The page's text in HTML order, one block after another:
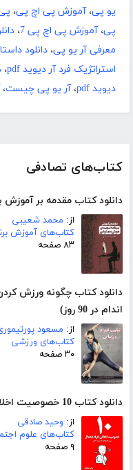
کتاب‌های تصادفی
دانلود کتاب مقدمه بر
از: محمد شعیبی
کتاب‌های آموزش
۸۳ صفحه
دانلود کتاب چگونه ورزش
اندام در 90 روز)
از: مسعود
کتاب‌های ورزشی
۳۰ صفحه
دانلود کتاب 10 خصوصیت اخلاقی افراد ایده آل
از: وحید صادقی
کتاب‌های علوم
۹ صفحه
یو پی،آموزش پی اچ پی،
پی،آموزش پی اچ پی 7 ،
معرفی آر یو پی، دانلود
استراتژیک فرد آر دیوید pdf
،
دیوید pdf
،آر یو پی چیست،